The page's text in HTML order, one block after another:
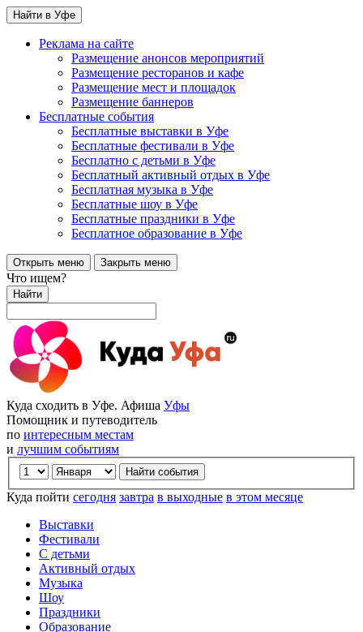
Найти в Уфе
Реклама на сайте
Размещение анонсов мероприятий
Размещение ресторанов и кафе
Размещение мест и площадок
Размещение баннеров
Бесплатные события
Бесплатные выставки в Уфе
Бесплатные фестивали в Уфе
Бесплатно с детьми в Уфе
Бесплатный активный отдых в Уфе
Бесплатная музыка в Уфе
Бесплатные шоу в Уфе
Бесплатные праздники в Уфе
Бесплатное образование в Уфе
Открыть меню Закрыть меню
Что ищем?
Найти
Куда сходить в Уфе. Афиша Уфы
Помощник и путеводитель
по интересным местам
и лучшим событиям
Куда пойти сегодня завтра в выходные в этом месяце
Выставки
Фестивали
С детьми
Активный отдых
Музыка
Шоу
Праздники
Образование